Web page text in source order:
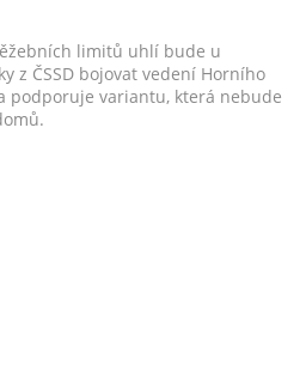
limitů uhlí bude u
z ČSSD bojovat vedení Horního
podporuje variantu, která nebude